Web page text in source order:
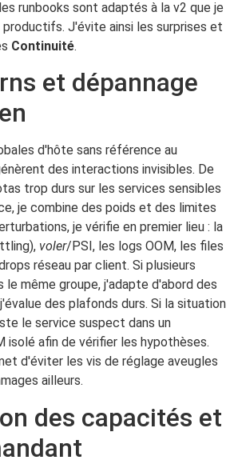
runbooks sont adaptés à la v2 que je
J'évite ainsi les surprises et
Continuité.
et dépannage
d'hôte sans référence au
des interactions invisibles. De
trop durs sur les services sensibles
je combine des poids et des limites
je vérifie en premier lieu : la
voler/PSI, les logs OOM, les files
réseau par client. Si plusieurs
le même groupe, j'adapte d'abord des
des plafonds durs. Si la situation
le service suspect dans un
isolé afin de vérifier les hypothèses.
d'éviter les vis de réglage aveugles
ailleurs.
des capacités et